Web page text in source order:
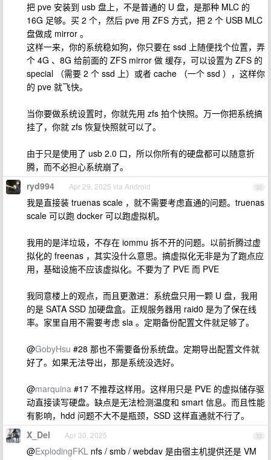
把 pve 安装到 usb 盘上，不是普通的 U 盘，是那种 MLC 的
16G 足够。买 2 个，然后 pve 用 ZFS 方式，把 2 个 USB MLC
盘做成 mirror 。
这样一来，你的系统稳如狗，你只要在 ssd 上随便找个位置，弄
个 4G 、8G 给前面的 ZFS mirror 做 缓存，可以设置为 ZFS 的
special （需要 2 个 ssd 上）或者 cache （一个 ssd ），这样你
的 pve 就飞快。
当你要做系统设置时，你就先用 zfs 拍个快照。万一你把系统搞
挂了，你就 zfs 恢复快照就可以了。
由于只是使用了 usb 2.0 口，所以你所有的硬盘都可以随意折
腾，而不必担心系统崩了。
32
ryd994 Apr 29, 2025 via Android
我是直接装 truenas scale ，就不需要考虑直通的问题。truenas
scale 可以跑 docker 可以跑虚拟机。
我用的是洋垃圾，不存在 iommu 拆不开的问题。以前折腾过虚
拟化的 freenas ，其实没什么意思。搞虚拟化无非是为了跑点应
用，基础设施不应该虚拟化。不要为了 PVE 而 PVE
我同意楼上的观点，而且更激进：系统盘只用一颗 U 盘，我用
的是 SATA SSD 加硬盘盒。正规服务器用 raid0 是为了保在线
率。家里自用不需要考虑 sla 。定期备份配置文件就足够了。
@GobyHsu #28 那也不需要备份系统盘。定期导出配置文件就
好了。如果无法导出，那是系统没选好。
@marquina #17 不推荐这样用。这样用只是 PVE 的虚拟储存驱
动直接读写硬盘。缺点是无法检测温度和 smart 信息。而且性能
有影响，hdd 问题不大不是瓶颈，SSD 这样直通就不行了。
33
X_Del Apr 30, 2025
@ExplodingFKL nfs / smb / webdav 是由宿主机提供还是 VM